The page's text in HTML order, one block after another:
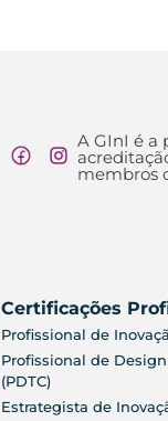
A GInI é a
membros
Certificações
Profissional de
Profissional de
(PDTC)
Estrategista de